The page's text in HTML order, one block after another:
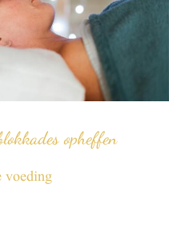
opheffen